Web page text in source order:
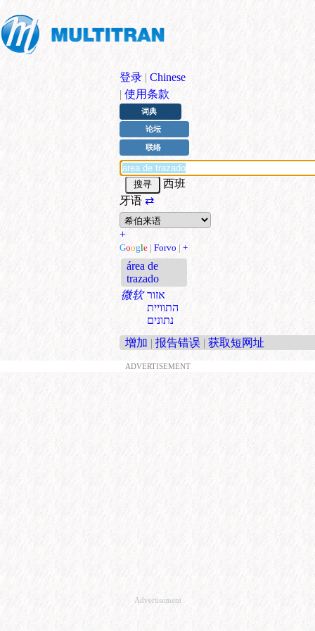
登录 | Chinese
| 使用条款
词典
论坛
联络
西班
牙语⇄
+
Google | Forvo | +
área de
trazado
微软 אזור
התוויית
נתונים
增加 | 报告错误 | 获取短网址
ADVERTISEMENT
Advertisement